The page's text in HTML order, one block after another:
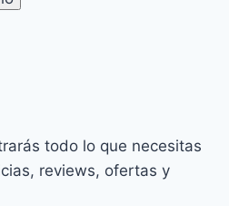
todo lo que necesitas
reviews, ofertas y